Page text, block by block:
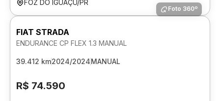
FOZ DO IGUAÇU/PR
Foto 360º
FIAT STRADA
ENDURANCE CP FLEX 1.3 MANUAL
39.412 km2024/2024MANUAL
R$ 74.590